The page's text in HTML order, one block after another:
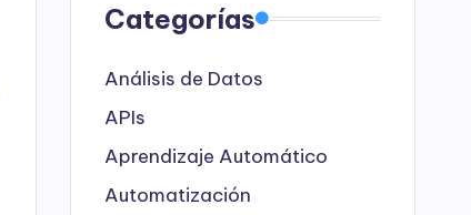
Categorías
Análisis de Datos
APIs
Aprendizaje Automático
Automatización